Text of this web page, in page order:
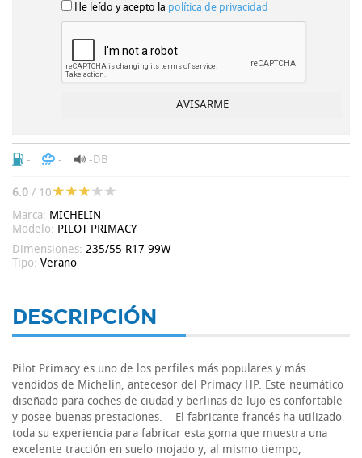
He leído y acepto la política de privacidad
- - -DB
6.0 / 10
Marca: MICHELIN
Modelo: PILOT PRIMACY
Dimensiones: 235/55 R17 99W
Tipo: Verano
DESCRIPCIÓN
Pilot Primacy es uno de los perfiles más populares y más
vendidos de Michelin, antecesor del Primacy HP. Este neumático
diseñado para coches de ciudad y berlinas de lujo es confortable
y posee buenas prestaciones. El fabricante francés ha utilizado
toda su experiencia para fabricar esta goma que muestra una
excelente tracción en suelo mojado y, al mismo tiempo,